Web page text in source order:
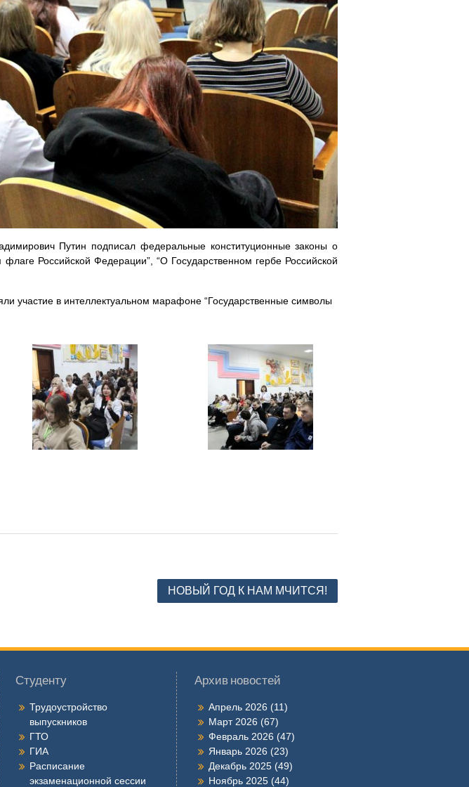
Путин подписал федеральные конституционные законы о
Российской Федерации”, “О Государственном гербе Российской
участие в интеллектуальном марафоне “Государственные символы
НОВЫЙ ГОД К НАМ МЧИТСЯ!
Студенту
Трудоустройство
выпускников
ГТО
ГИА
Расписание
экзаменационной сессии
Архив новостей
Апрель 2026 (11)
Март 2026 (67)
Февраль 2026 (47)
Январь 2026 (23)
Декабрь 2025 (49)
Ноябрь 2025 (44)